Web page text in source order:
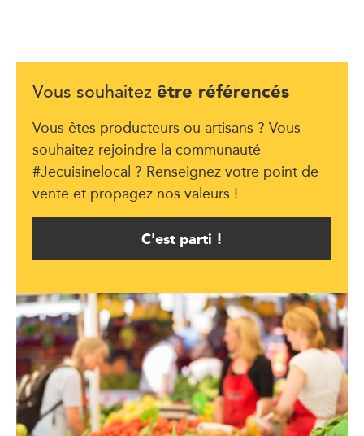
Vous souhaitez être référencés
Vous êtes producteurs ou artisans ? Vous
souhaitez rejoindre la communauté
#Jecuisinelocal ? Renseignez votre point de
vente et propagez nos valeurs !
C'est parti !